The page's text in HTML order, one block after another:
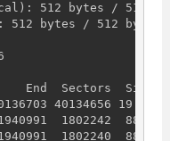
512 bytes / 512
512 bytes / 512 bytes
End  Sectors  Size
40134656 19.1G
1802242  880M